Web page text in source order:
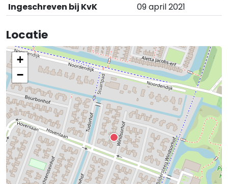
Ingeschreven bij KvK
09 april 2021
Locatie
+
−